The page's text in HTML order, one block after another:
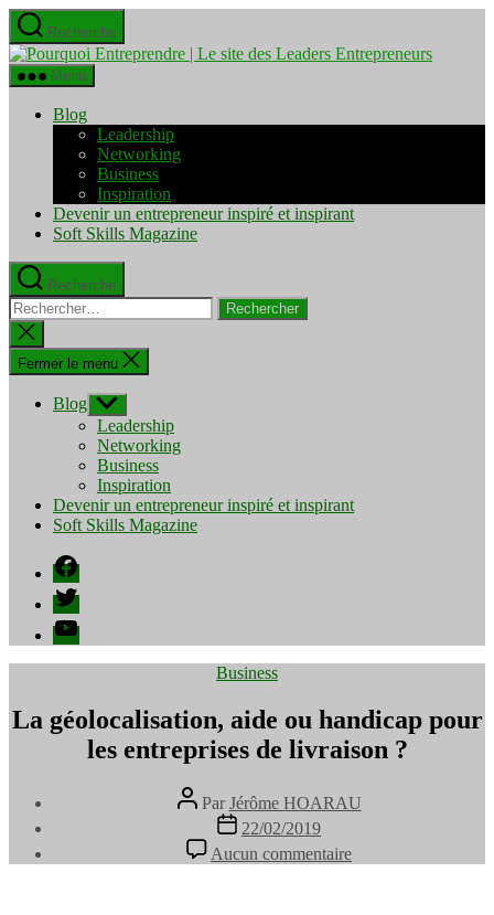
Aller
au
contenu
Recherche
Pourquoi
Menu
Blog
Leadership
Networking
Business
Inspiration
Devenir un entrepreneur inspiré et inspirant
Soft Skills Magazine
Recherche
Rechercher :
Fermer
la
recherche
Fermer le menu
Blog Afficher
le
sous-
menu
Leadership
Networking
Business
Inspiration
Devenir un entrepreneur inspiré et inspirant
Soft Skills Magazine
Facebook
Twitter
YouTube
Catégories
Business
La géolocalisation, aide ou handicap pour
les entreprises de livraison ?
Auteur
de
l’article
Par Jérôme HOARAU
Date
l’article
22/02/2019
Aucun commentaire
La